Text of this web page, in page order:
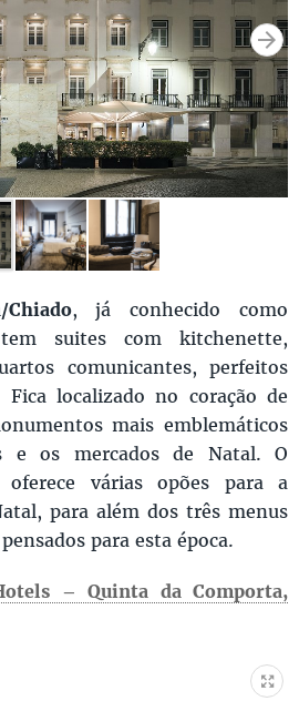
, já conhecido como
suites com kitchenette,
comunicantes, perfeitos
localizado no coração de
mais emblemáticos
e os mercados de Natal. O
oferece várias opões para a
para além dos três menus
para esta época.
– Quinta da Comporta,